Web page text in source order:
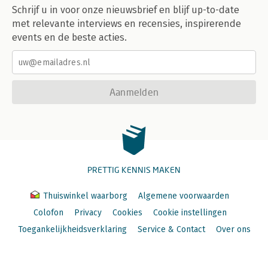
4.1 What is P.R.I.M.E. Finance? 121
4.2 P.R.I.M.E. Finance Panel of Experts 122
4.3 Cooperation with Permanent Court of Arbitration (PCA) 122
4.4 Judicial Training Programme 122
4.5 P.R.I.M.E. Finance Arbitration Rules 123
4.5.1 Genesis of Rules and Aims 123
4.5.2 Current revision project 124
4.5.3 Key Provisions in Draft Rules of Relevance to Financial
Schrijf u in voor onze nieuwsbrief en blijf up-to-date
met relevante interviews en recensies, inspirerende
events en de beste acties.
Aanmelden
PRETTIG KENNIS MAKEN
Thuiswinkel waarborg
Algemene voorwaarden
Colofon
Privacy Cookies
Cookie instellingen
Toegankelijkheidsverklaring
Service & Contact Over ons